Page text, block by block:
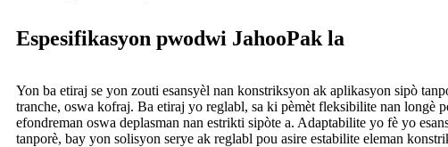
Espesifikasyon pwodwi JahooPak la
Yon ba etiraj se yon zouti esansyèl nan konstriksyon ak aplikasyon sipò
tranche, oswa kofraj. Ba etiraj yo reglabl, sa ki pèmèt fleksibilite nan longè
efondreman oswa deplasman nan estrikti sipòte a. Adaptabilite yo fè yo
tanporè, bay yon solisyon serye ak reglabl pou asire estabilite eleman